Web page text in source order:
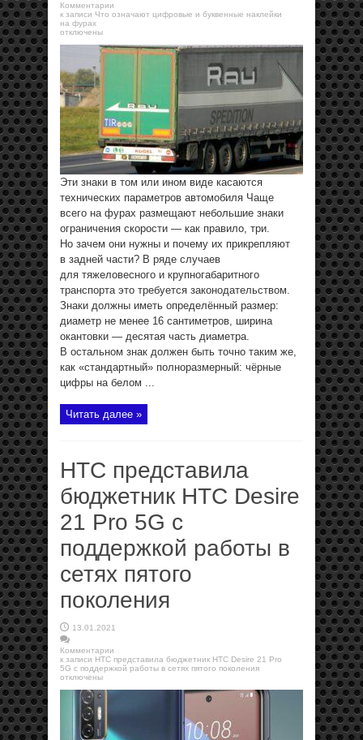
Комментарии
к записи Что означают цифровые и буквенные наклейки
на фурах
отключены
Эти знаки в том или ином виде касаются
технических параметров автомобиля Чаще
всего на фурах размещают небольшие знаки
ограничения скорости — как правило, три.
Но зачем они нужны и почему их прикрепляют
в задней части? В ряде случаев
для тяжеловесного и крупногабаритного
транспорта это требуется законодательством.
Знаки должны иметь определённый размер:
диаметр не менее 16 сантиметров, ширина
окантовки — десятая часть диаметра.
В остальном знак должен быть точно таким же,
как «стандартный» полноразмерный: чёрные
цифры на белом ...
Читать далее »
HTC представила
бюджетник HTC Desire
21 Pro 5G с
поддержкой работы в
сетях пятого
поколения
13.01.2021
Комментарии
к записи HTC представила бюджетник HTC Desire 21 Pro
5G с поддержкой работы в сетях пятого поколения
отключены